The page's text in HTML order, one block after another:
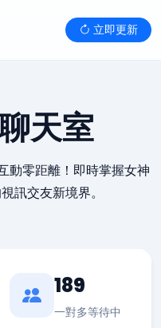
立即更新
天室
動零距離！即時掌握女神
訊交友新境界。
189
一對多等待中